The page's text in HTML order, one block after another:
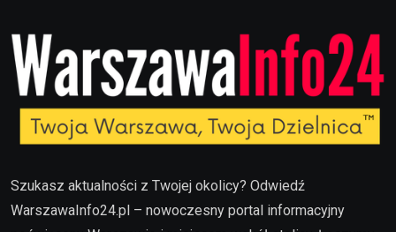
Szukasz aktualności z Twojej okolicy? Odwiedź
WarszawaInfo24.pl – nowoczesny portal informacyjny